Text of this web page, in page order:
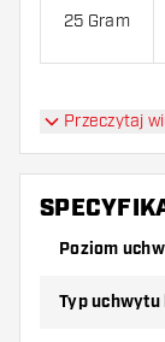
25 Gram
Lotki Unicorn
dostarczony
Przeczytaj
Poziom
Typ